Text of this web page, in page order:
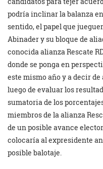
podría inclinar la balanza
sentido, el papel que
Abinader y su bloque de
conocida alianza Rescate
donde se ponga en
este mismo año y a decir
luego de evaluar los
sumatoria de los
miembros de la alianza
de un posible avance
colocaría al expresidente
posible balotaje.